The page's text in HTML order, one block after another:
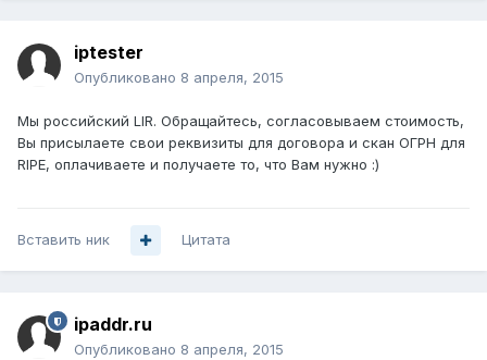
iptester
Опубликовано 8 апреля, 2015
Мы российский LIR. Обращайтесь, согласовываем стоимость,
Вы присылаете свои реквизиты для договора и скан ОГРН для
RIPE, оплачиваете и получаете то, что Вам нужно :)
Вставить ник Цитата
ipaddr.ru
Опубликовано 8 апреля, 2015